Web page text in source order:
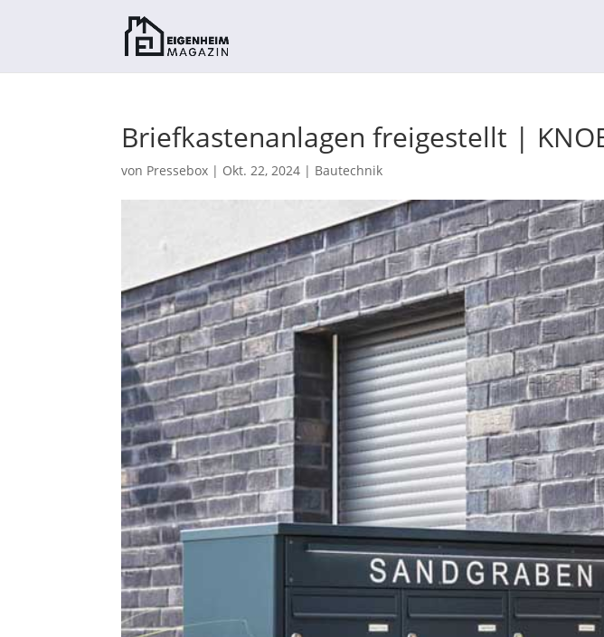
Briefkastenanlagen freigestellt |
von Pressebox | Okt. 22, 2024 | Bautechnik